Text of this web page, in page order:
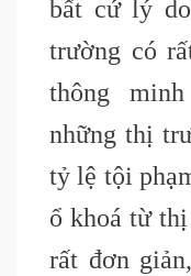
bất cứ lý
trường có
thông
những thị
tỷ lệ tội
ổ khoá từ
rất đơn